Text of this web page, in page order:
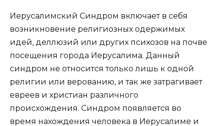
Иерусалимский Синдром включает в себя
возникновение религиозных одержимых
идей, деллюзий или других психозов на почве
посещения города Иерусалима. Данный
синдром не относится только лишь к одной
религии или верованию, и так же затрагивает
евреев и христиан различного
происхождения. Синдром появляется во
время нахождения человека в Иерусалиме и